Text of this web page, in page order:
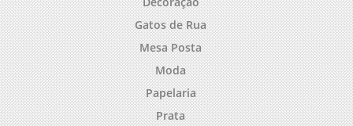
Gatos de Rua
Mesa Posta
Moda
Papelaria
Prata